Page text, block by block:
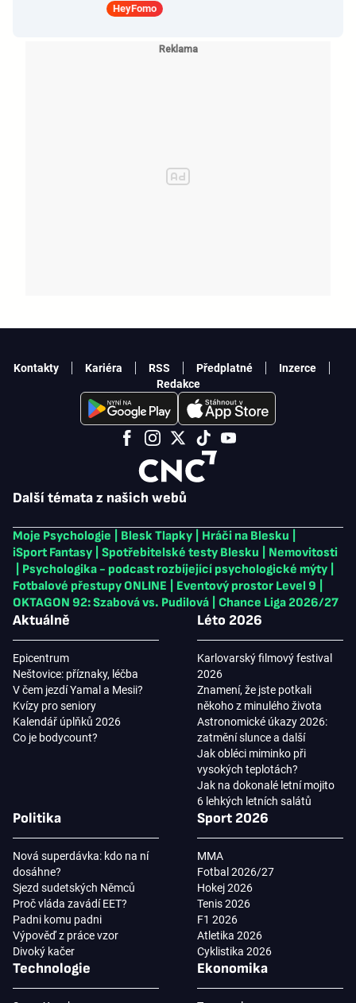
HeyFomo
Další témata z našich webů
Moje Psychologie Blesk Tlapky Hráči na Blesku
iSport Fantasy
Spotřebitelské testy Blesku
Nemovitosti
Psychologika - podcast rozbíjející psychologické mýty
Fotbalové přestupy ONLINE
Eventový prostor Level 9
OKTAGON 92: Szabová vs. Pudilová
Chance Liga 2026/27
Aktuálně
Epicentrum
Neštovice: příznaky, léčba
V čem jezdí Yamal a Mesii?
Kvízy pro seniory
Kalendář úplňků 2026
Co je bodycount?
Léto 2026
Karlovarský filmový festival
2026
Znamení, že jste potkali
někoho z minulého života
Astronomické úkazy 2026:
zatmění slunce a další
Jak obléci miminko při
vysokých teplotách?
Jak na dokonalé letní mojito
6 lehkých letních salátů
Politika
Nová superdávka: kdo na ní
dosáhne?
Sjezd sudetských Němců
Proč vláda zavádí EET?
Padni komu padni
Výpověď z práce vzor
Divoký kačer
Sport 2026
MMA
Fotbal 2026/27
Hokej 2026
Tenis 2026
F1 2026
Atletika 2026
Cyklistika 2026
Technologie Ekonomika
Kontakty Kariéra RSS Předplatné
Inzerce
Redakce